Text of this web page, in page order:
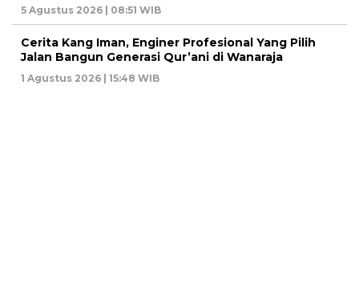
5 Agustus 2026 | 08:51 WIB
Cerita Kang Iman, Enginer Profesional Yang Pilih
Jalan Bangun Generasi Qur’ani di Wanaraja
1 Agustus 2026 | 15:48 WIB